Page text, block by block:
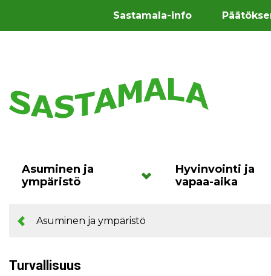
Sastamala-info
Asuminen ja
ympäristö
Hyvinvointi ja
vapaa-aika
Asuminen ja ympäristö
Turvallisuus